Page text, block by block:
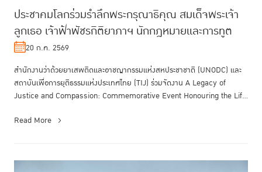
ประชาคมโลกร่วมรำลึกพระกรุณาธิคุณ สมเด็จพระเจ้า
ลูกเธอ เจ้าฟ้าพัชรกิติยาภาฯ นักกฎหมายและการทูต
20 ก.ค. 2569
สำนักงานว่าด้วยยาเสพติดและอาชญากรรมแห่งสหประชาชาติ (UNODC) และ
สถาบันเพื่อการยุติธรรมแห่งประเทศไทย (TIJ) ร่วมจัดงาน A Legacy of
Justice and Compassion: Commemorative Event Honouring the Life
Read More